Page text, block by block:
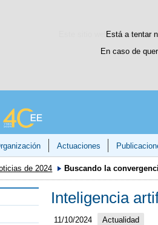
Este sitio web utiliza
Está a tentar
En caso de
Actuaciones
de 2024 Buscando la
Inteligencia
11/10/2024
Actualidad